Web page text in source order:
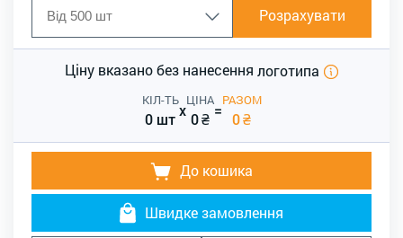
Розрахувати
Ціну вказано без нанесення логотипа
КІЛ-ТЬ
0 штx
ЦІНА
0₴ =
РАЗОМ
0₴
До кошика
Швидке замовлення